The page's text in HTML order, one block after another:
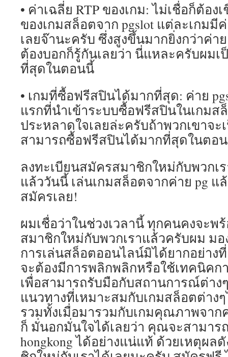
• ค่าเฉลี่ย RTP ของเกม: ไม่เชื่อก็ต้อง
ของเกมสล็อตจาก pgslot แต่ละเกมมี
เลยจ๊านะครับ ซึ่งสูงขึ้นมากยิ่งกว่าค่า
ต้องบอกก็รู้กันเลยว่า นี่แหละครับผมเ
ที่สุดในตอนนี้
• เกมที่ซื้อฟรีสปินได้มากที่สุด: ค่าย
แรกที่นำเข้าระบบซื้อฟรีสปินในเกมส
ประหลาดใจเลยล่ะครับถ้าพวกเขาจะ
สามารถซื้อฟรีสปินได้มากที่สุดในตอ
ลงทะเบียนสมัครสมาชิกใหม่กับพวกเร
แล้ววันนี้ เล่นเกมสล็อตจากค่าย pg
สมัครเลย!
ผมเชื่อว่าในช่วงเวลานี้ ทุกคนคงจะพ
สมาชิกใหม่กับพวกเราแล้วครับผม ม
การเล่นสล็อตออนไลน์มิได้ยากอย่าง
จะต้องมีการพลิกพลิกหรือใช้เทคนิคก
เพื่อสามารถรับมือกับสถานการณ์ต่าง
แนวทางที่เหมาะสมกับเกมสล็อตต่าง
รวมทั้งเมื่อมารวมกับเกมคุณภาพจาก
ก็ มั่นอกมั่นใจได้เลยว่า คุณจะสามาร
hongkong ได้อย่างแน่แท้ ด้วยเหตุผล